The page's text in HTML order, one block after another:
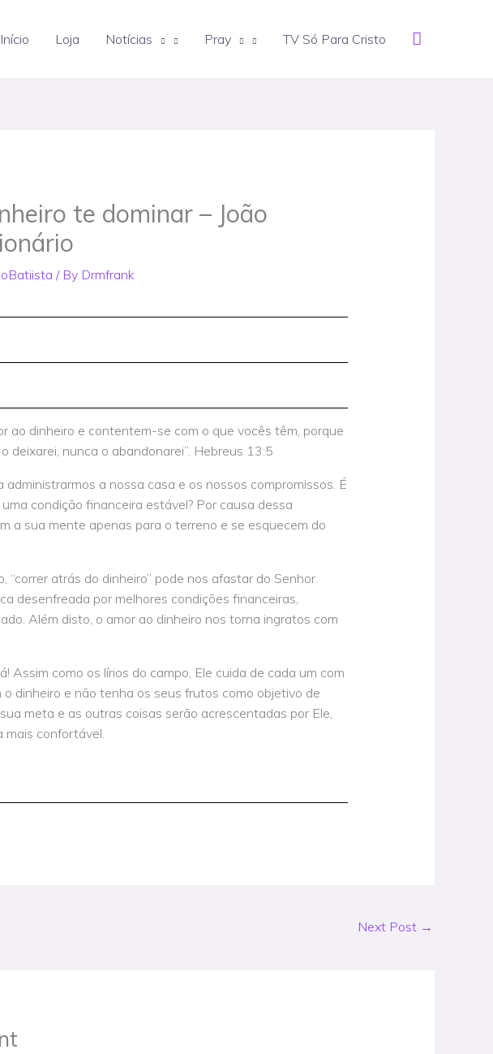
Início Loja Notícias Pray TV Só Para Cristo Search
te dominar – João
/ By Drmfrank
ao dinheiro e contentem-se com o que vocês têm, porque
deixarei, nunca o abandonarei”. Hebreus 13:5
administrarmos a nossa casa e os nossos compromissos. É
condição financeira estável? Por causa dessa
a sua mente apenas para o terreno e se esquecem do
“correr atrás do dinheiro” pode nos afastar do Senhor.
desenfreada por melhores condições financeiras,
Além disto, o amor ao dinheiro nos torna ingratos com
Assim como os lírios do campo, Ele cuida de cada um com
o dinheiro e não tenha os seus frutos como objetivo de
meta e as outras coisas serão acrescentadas por Ele,
mais confortável.
Next Post →